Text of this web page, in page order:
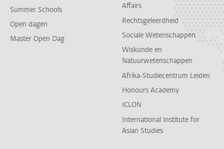
Summer Schools
Open dagen
Master Open Dag
Affairs
Rechtsgeleerdheid
Sociale Wetenschappen
Wiskunde en
Natuurwetenschappen
Afrika-Studiecentrum Leiden
Honours Academy
ICLON
International Institute for
Asian Studies